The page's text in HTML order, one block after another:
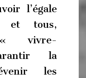
l’égale
et tous,
vivre-
la
les